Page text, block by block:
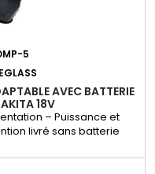
5
AVEC BATTERIE
18V
– Puissance et
livré sans batterie
d’alimentation :